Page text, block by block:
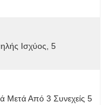
Ισχύος, 5
Μετά Από 3 Συνεχείς 5